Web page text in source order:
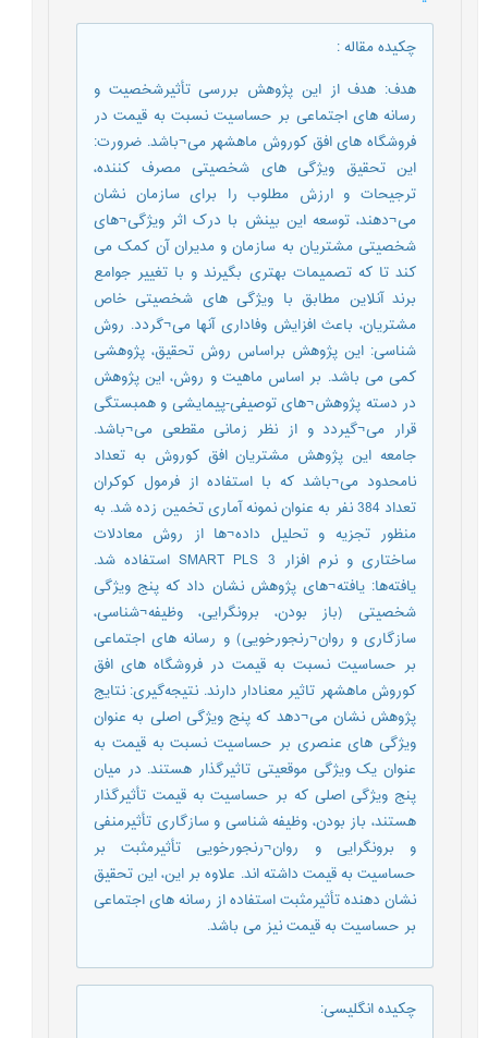
چکیده مقاله:
هدف: هدف از این پژوهش بررسی تأثیرشخصیت و
رسانه های اجتماعی بر حساسیت نسبت به قیمت در
فروشگاه های افق کوروش ماهشهر می¬باشد. ضرورت:
این تحقیق ویژگی های شخصیتی مصرف کننده،
ترجیحات و ارزش مطلوب را برای سازمان نشان
می¬دهند، توسعه این بینش با درک اثر ویژگی¬های
شخصیتی مشتریان به سازمان و مدیران آن کمک می
کند تا که تصمیمات بهتری بگیرند و با تغییر جوامع
برند آنلاین مطابق با ویژگی های شخصیتی خاص
مشتریان، باعث افزایش وفاداری آنها می¬گردد. روش
شناسی: این پژوهش براساس روش تحقیق، پژوهشی
کمی می باشد. بر اساس ماهیت و روش، این پژوهش
در دسته پژوهش¬های توصیفی-پیمایشی و همبستگی
قرار می¬گیردد و از نظر زمانی مقطعی می¬باشد.
جامعه این پژوهش مشتریان افق کوروش به تعداد
نامحدود می¬باشد که با استفاده از فرمول کوکران
تعداد 384 نفر به عنوان نمونه آماری تخمین زده شد. به
منظور تجزیه و تحلیل داده¬ها از روش معادلات
ساختاری و نرم افزار SMART PLS 3 استفاده شد.
یافته‌ها: یافته¬های پژوهش نشان داد که پنج ویژگی
شخصیتی (باز بودن، برونگرایی، وظیفه¬شناسی،
سازگاری و روان¬رنجورخویی) و رسانه های اجتماعی
بر حساسیت نسبت به قیمت در فروشگاه های افق
کوروش ماهشهر تاثیر معنادار دارند. نتیجه‌گیری: نتایج
پژوهش نشان می¬دهد که پنج ویژگی اصلی به عنوان
ویژگی های عنصری بر حساسیت نسبت به قیمت به
عنوان یک ویژگی موقعیتی تاثیرگذار هستند. در میان
پنج ویژگی اصلی که بر حساسیت به قیمت تأثیرگذار
هستند، باز بودن، وظیفه شناسی و سازگاری تأثیرمنفی
و برونگرایی و روان¬رنجورخویی تأثیرمثبت بر
حساسیت به قیمت داشته اند. علاوه بر این، این تحقیق
نشان دهنده تأثیرمثبت استفاده از رسانه های اجتماعی
بر حساسیت به قیمت نیز می باشد.
چکیده انگلیسی: